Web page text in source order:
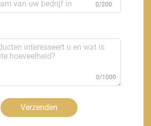
0/200
0/1000
Verzenden